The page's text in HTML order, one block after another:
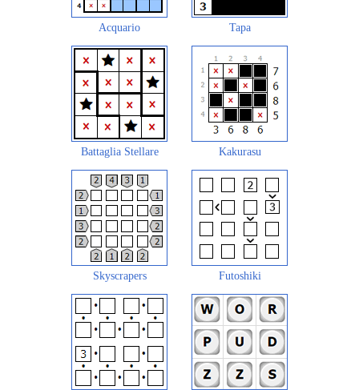
Acquario Tapa
Battaglia Stellare Kakurasu
Skyscrapers Futoshiki